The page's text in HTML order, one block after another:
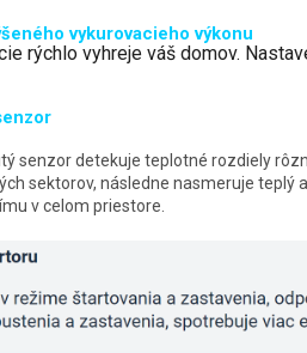
vykurovacieho výkonu
rýchlo vyhreje váš domov.
senzor detekuje teplotné rozdiely
sektorov, následne nasmeruje teplý
v celom priestore.